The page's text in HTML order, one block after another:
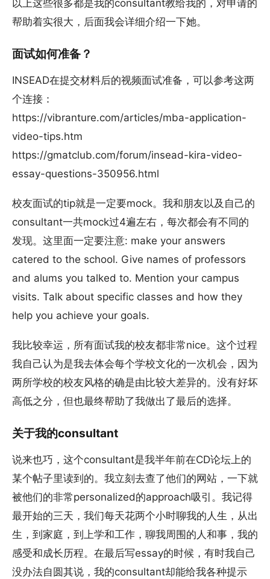
以上这些很多都是我的consultant教给我的，对申请的
帮助着实很大，后面我会详细介绍一下她。
面试如何准备？
INSEAD在提交材料后的视频面试准备，可以参考这两
个连接：
https://vibranture.com/articles/mba-application-
video-tips.htm
https://gmatclub.com/forum/insead-kira-video-
essay-questions-350956.html
校友面试的tip就是一定要mock。我和朋友以及自己的
consultant一共mock过4遍左右，每次都会有不同的
发现。这里面一定要注意: make your answers
catered to the school. Give names of professors
and alums you talked to. Mention your campus
visits. Talk about specific classes and how they
help you achieve your goals.
我比较幸运，所有面试我的校友都非常nice。这个过程
我自己认为是我去体会每个学校文化的一次机会，因为
两所学校的校友风格的确是由比较大差异的。没有好坏
高低之分，但也最终帮助了我做出了最后的选择。
关于我的consultant
说来也巧，这个consultant是我半年前在CD论坛上的
某个帖子里读到的。我立刻去查了他们的网站，一下就
被他们的非常personalized的approach吸引。我记得
最开始的三天，我们每天花两个小时聊我的人生，从出
生，到家庭，到上学和工作，聊我周围的人和事，我的
感受和成长历程。在最后写essay的时候，有时我自己
没办法自圆其说，我的consultant却能给我各种提示